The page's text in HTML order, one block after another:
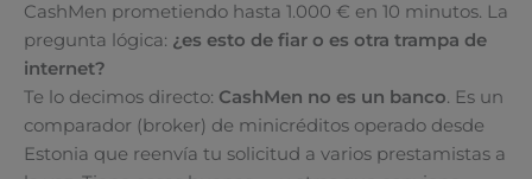
CashMen prometiendo hasta 1.000 € en 10 minutos. La
pregunta lógica: ¿es esto de fiar o es otra trampa de
internet?
Te lo decimos directo: CashMen no es un banco. Es un
comparador (broker) de minicréditos operado desde
Estonia que reenvía tu solicitud a varios prestamistas a